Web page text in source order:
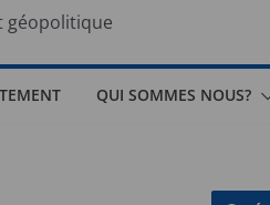
géopolitique
QUI SOMMES NOUS?